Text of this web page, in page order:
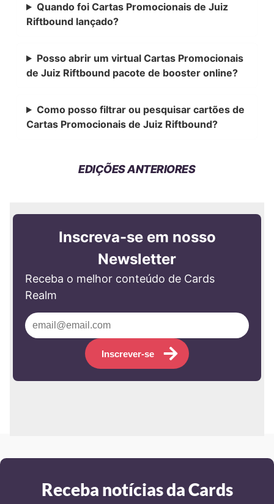
Quando foi Cartas Promocionais de Juiz
Riftbound lançado?
Posso abrir um virtual Cartas Promocionais
de Juiz Riftbound pacote de booster online?
Como posso filtrar ou pesquisar cartões de
Cartas Promocionais de Juiz Riftbound?
EDIÇÕES ANTERIORES
Inscreva-se em nosso
Newsletter
Receba o melhor conteúdo de Cards
Realm
Inscrever-se
Receba notícias da Cards